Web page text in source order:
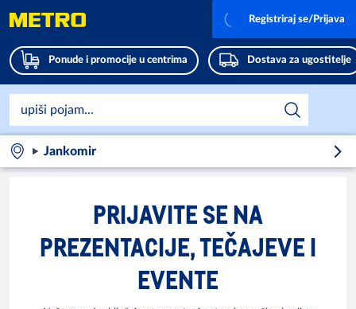
Ponude i promocije u centrima Dostava za ugostitelje
Registriraj se/Prijava
Jankomir
PRIJAVITE SE NA
PREZENTACIJE, TEČAJEVE I
EVENTE